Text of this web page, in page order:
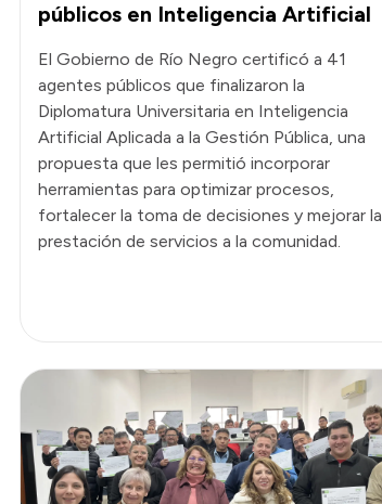
públicos en Inteligencia Artificial
El Gobierno de Río Negro certificó a 41
agentes públicos que finalizaron la
Diplomatura Universitaria en Inteligencia
Artificial Aplicada a la Gestión Pública, una
propuesta que les permitió incorporar
herramientas para optimizar procesos,
fortalecer la toma de decisiones y mejorar la
prestación de servicios a la comunidad.